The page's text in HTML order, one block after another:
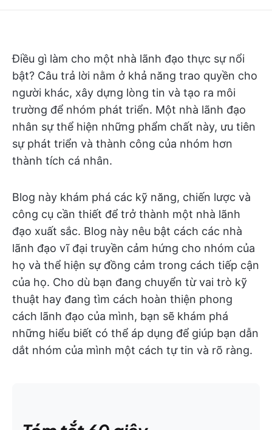
Điều gì làm cho một nhà lãnh đạo thực sự nổi
bật? Câu trả lời nằm ở khả năng trao quyền cho
người khác, xây dựng lòng tin và tạo ra môi
trường để nhóm phát triển. Một nhà lãnh đạo
nhân sự thể hiện những phẩm chất này, ưu tiên
sự phát triển và thành công của nhóm hơn
thành tích cá nhân.
Blog này khám phá các kỹ năng, chiến lược và
công cụ cần thiết để trở thành một nhà lãnh
đạo xuất sắc. Blog này nêu bật cách các nhà
lãnh đạo vĩ đại truyền cảm hứng cho nhóm của
họ và thể hiện sự đồng cảm trong cách tiếp cận
của họ. Cho dù bạn đang chuyển từ vai trò kỹ
thuật hay đang tìm cách hoàn thiện phong
cách lãnh đạo của mình, bạn sẽ khám phá
những hiểu biết có thể áp dụng để giúp bạn dẫn
dắt nhóm của mình một cách tự tin và rõ ràng.